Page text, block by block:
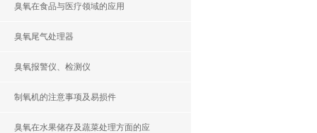
臭氧在食品与医疗领域的应用
臭氧尾气处理器
臭氧报警仪、检测仪
制氧机的注意事项及易损件
臭氧在水果储存及蔬菜处理方面的应